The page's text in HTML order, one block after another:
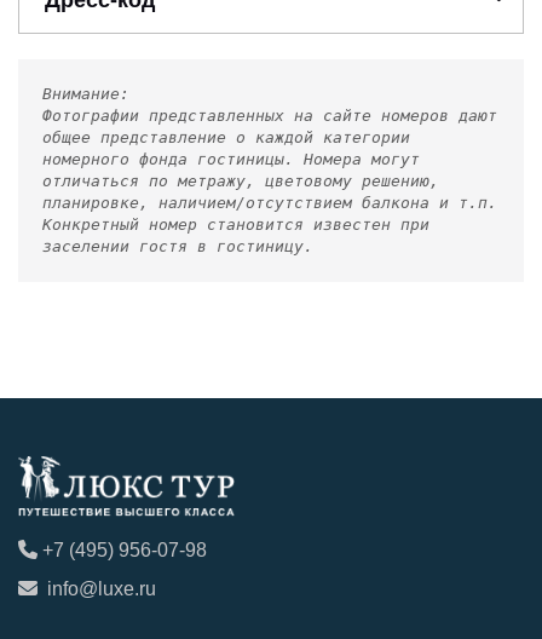
Внимание:
Фотографии представленных на сайте номеров дают
общее представление о каждой категории
номерного фонда гостиницы. Номера могут
отличаться по метражу, цветовому решению,
планировке, наличием/отсутствием балкона и т.п.
Конкретный номер становится известен при
заселении гостя в гостиницу.
+7 (495) 956-07-98
info@luxe.ru